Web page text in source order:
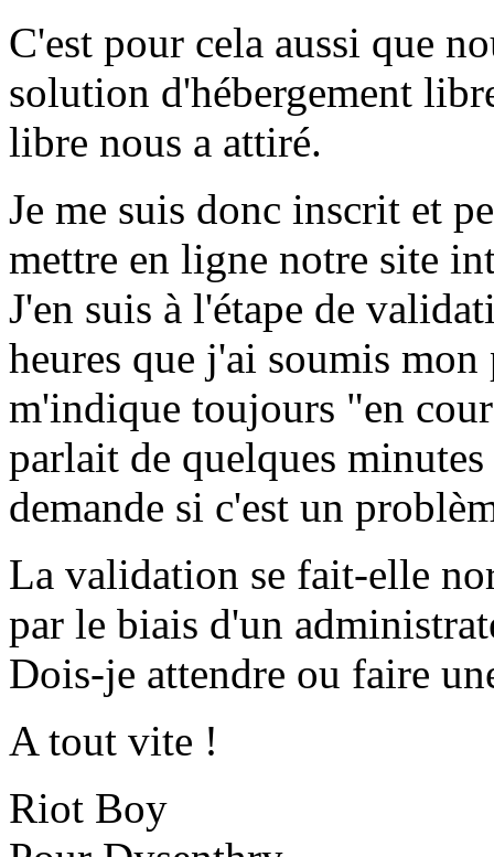
C'est pour cela aussi que
solution d'hébergement
libre nous a attiré.
Je me suis donc inscrit et
mettre en ligne notre site
J'en suis à l'étape de
heures que j'ai soumis
m'indique toujours "en
parlait de quelques
demande si c'est un
La validation se fait-elle
par le biais d'un
Dois-je attendre ou faire
A tout vite !
Riot Boy